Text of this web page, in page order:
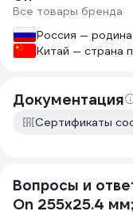
Все товары бренда
Россия —
Китай — страна
Документация
Сертификаты
Вопросы и
On 255х25.4